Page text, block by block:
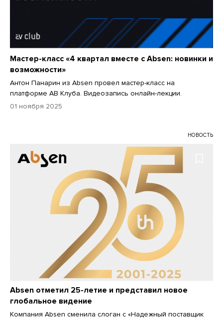
Мастер-класс «4 квартал вместе с Absen: новинки и
возможности»
Антон Панарин из Аbsen провел мастер-класс на
платформе АВ Клуба. Видеозапись онлайн-лекции.
01 ноября 2025
НОВОСТЬ
Absen отметил 25-летие и представил новое
глобальное видение
Компания Absen сменила слоган с «Надежный поставщик